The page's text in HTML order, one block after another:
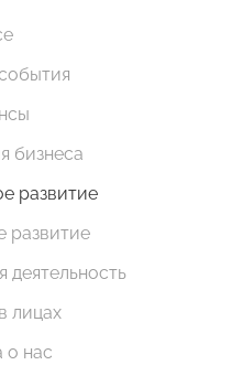
бизнеса
развитие
развитие
лицах
о нас